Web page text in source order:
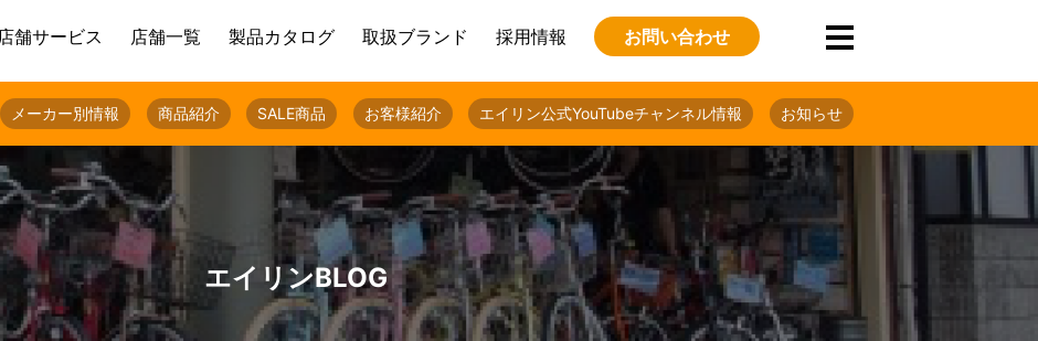
店舗サービス 店舗一覧 製品カタログ 取扱ブランド 採用情報 お問い合わせ
メーカー別情報 商品紹介 SALE商品 お客様紹介 エイリン公式YouTubeチャンネル情報 お知らせ
エイリンBLOG